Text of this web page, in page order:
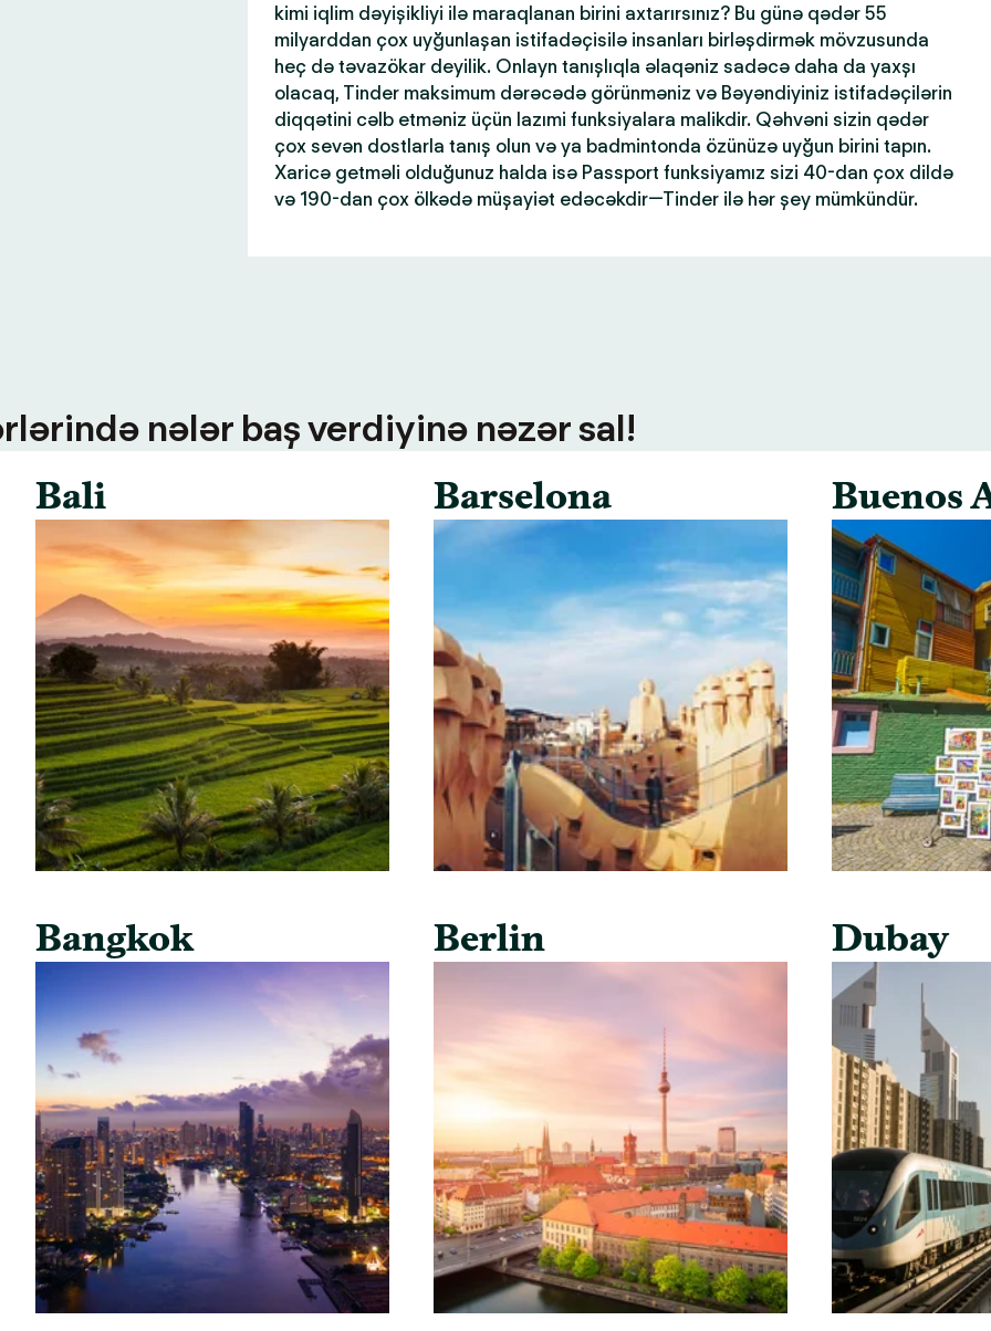
kimi iqlim dəyişikliyi ilə maraqlanan birini axtarırsınız? Bu günə qədər 55
milyarddan çox uyğunlaşan istifadəçisilə insanları birləşdirmək mövzusunda
heç də təvazökar deyilik. Onlayn tanışlıqla əlaqəniz sadəcə daha da yaxşı
olacaq, Tinder maksimum dərəcədə görünməniz və Bəyəndiyiniz istifadəçilərin
diqqətini cəlb etməniz üçün lazımi funksiyalara malikdir. Qəhvəni sizin qədər
çox sevən dostlarla tanış olun və ya badmintonda özünüzə uyğun birini tapın.
Xaricə getməli olduğunuz halda isə Passport funksiyamız sizi 40-dan çox dildə
və 190-dan çox ölkədə müşayiət edəcəkdir—Tinder ilə hər şey mümkündür.
nələr baş verdiyinə nəzər sal!
Bali
Bangkok
Barselona
Berlin
Buenos
Dubay